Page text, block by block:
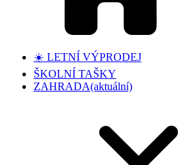
☀️ LETNÍ VÝPRODEJ
ŠKOLNÍ TAŠKY
ZAHRADA(aktuální)